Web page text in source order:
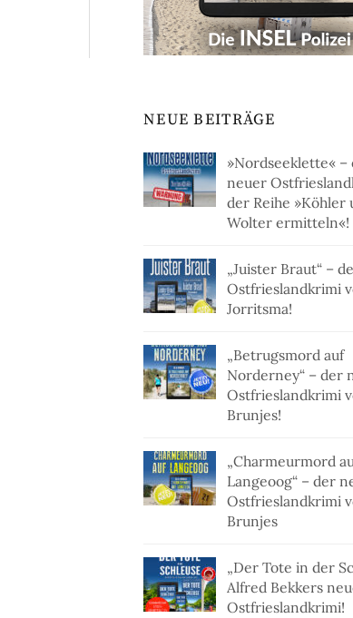
NEUE BEITRÄGE
»Nordseeklette« –
neuer
der Reihe »Köhler
Wolter ermitteln«!
„Juister Braut“ –
Ostfrieslandkrimi
Jorritsma!
„Betrugsmord auf
Norderney“ – der
Ostfrieslandkrimi
Brunjes!
„Charmeurmord
Langeoog“ – der
Ostfrieslandkrimi
Brunjes
„Der Tote in der
Alfred Bekkers
Ostfrieslandkrimi!